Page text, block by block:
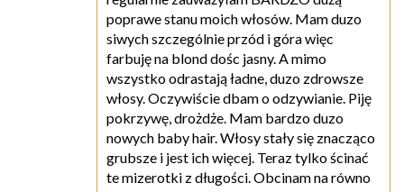
poprawe stanu moich włosów. Mam duzo
siwych szczególnie przód i góra więc
farbuję na blond dośc jasny. A mimo
wszystko odrastają ładne, duzo zdrowsze
włosy. Oczywiście dbam o odzywianie. Piję
pokrzywę, drożdże. Mam bardzo duzo
nowych baby hair. Włosy stały się znacząco
grubsze i jest ich więcej. Teraz tylko ścinać
te mizerotki z długości. Obcinam na równo